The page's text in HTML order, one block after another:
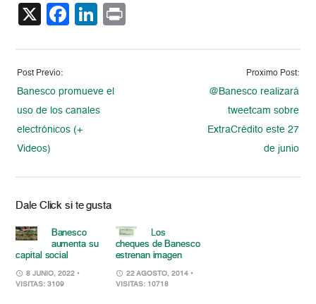
X Facebook
LinkedIn
Post Previo:
Banesco promueve el
uso de los canales
electrónicos (+
Videos)
Proximo Post:
@Banesco realizará
tweetcam sobre
ExtraCrédito este 27
de junio
Dale Click si te gusta
Banesco
aumenta su
capital social
8 JUNIO, 2022 •
VISITAS: 3109
Los
cheques de Banesco
estrenan imagen
22 AGOSTO, 2014 •
VISITAS: 10718